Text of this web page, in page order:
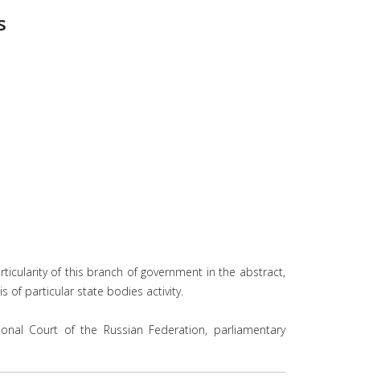
of this branch of government in the abstract,
of particular state bodies activity.
Court of the Russian Federation, parliamentary